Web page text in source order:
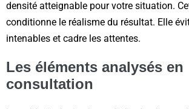
densité atteignable pour votre situation.
conditionne le réalisme du résultat. Elle
intenables et cadre les attentes.
Les éléments analysés en
consultation